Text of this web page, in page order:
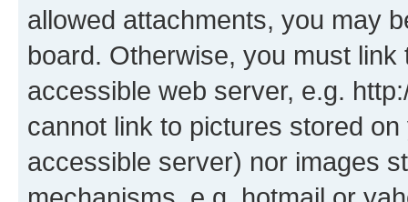
allowed attachments, you may
board. Otherwise, you must
accessible web server, e.g.
cannot link to pictures stored
accessible server) nor images